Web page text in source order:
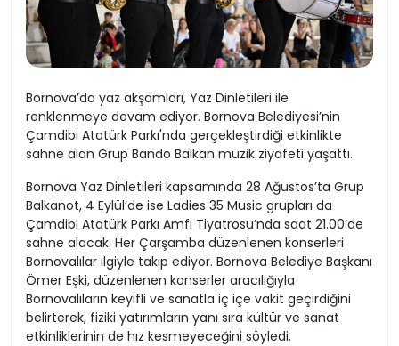
Bornova’da yaz akşamları, Yaz Dinletileri ile
renklenmeye devam ediyor. Bornova Belediyesi’nin
Çamdibi Atatürk Parkı'nda gerçekleştirdiği etkinlikte
sahne alan Grup Bando Balkan müzik ziyafeti yaşattı.
Bornova Yaz Dinletileri kapsamında 28 Ağustos’ta Grup
Balkanot, 4 Eylül’de ise Ladies 35 Music grupları da
Çamdibi Atatürk Parkı Amfi Tiyatrosu’nda saat 21.00’de
sahne alacak. Her Çarşamba düzenlenen konserleri
Bornovalılar ilgiyle takip ediyor. Bornova Belediye Başkanı
Ömer Eşki, düzenlenen konserler aracılığıyla
Bornovalıların keyifli ve sanatla iç içe vakit geçirdiğini
belirterek, fiziki yatırımların yanı sıra kültür ve sanat
etkinliklerinin de hız kesmeyeceğini söyledi.